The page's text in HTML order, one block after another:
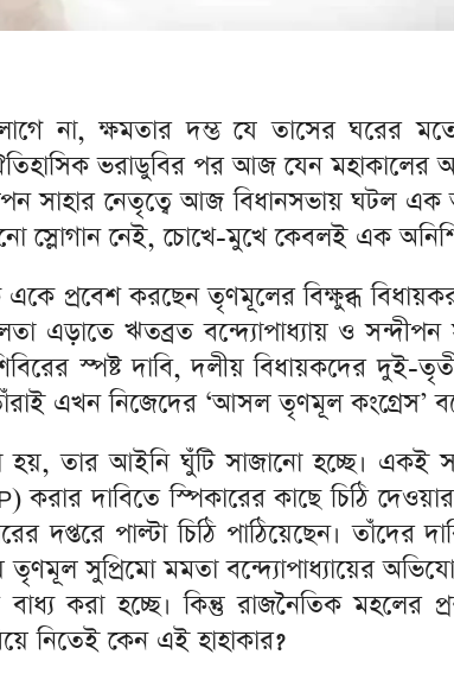
না, ক্ষমতার দম্ভ যে তাসের ঘরের
ঐতিহাসিক ভরাডুবির পর আজ যেন
সাহার নেতৃত্বে আজ বিধানসভায় ঘটল
নেই, চোখে-মুখে কেবলই এক
প্রবেশ করছেন তৃণমূলের বিক্ষুব্ধ
এড়াতে ঋতব্রত বন্দ্যোপাধ্যায় ও সন্দীপন
স্পষ্ট দাবি, দলীয় বিধায়কদের
এখন নিজেদের ‘আসল তৃণমূল কংগ্রেস’
তার আইনি ঘুঁটি সাজানো হচ্ছে। একই
দাবিতে স্পিকারের কাছে চিঠি
দপ্তরে পাল্টা চিঠি পাঠিয়েছেন। তাঁদের
সুপ্রিমো মমতা বন্দ্যোপাধ্যায়ের
করা হচ্ছে। কিন্তু রাজনৈতিক মহলের
নিতেই কেন এই হাহাকার?